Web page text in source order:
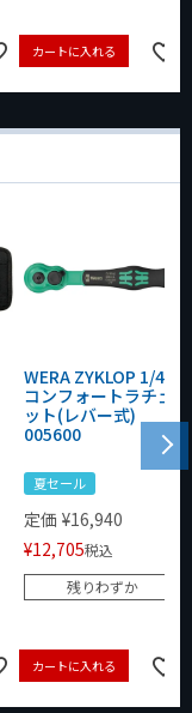
カートに入れる
WERA ZYKLOP 1/4"
コンフォートラチェ
ット(レバー式)
005600
夏セール
定価 ¥16,940
¥12,705税込
残りわずか
カートに入れる